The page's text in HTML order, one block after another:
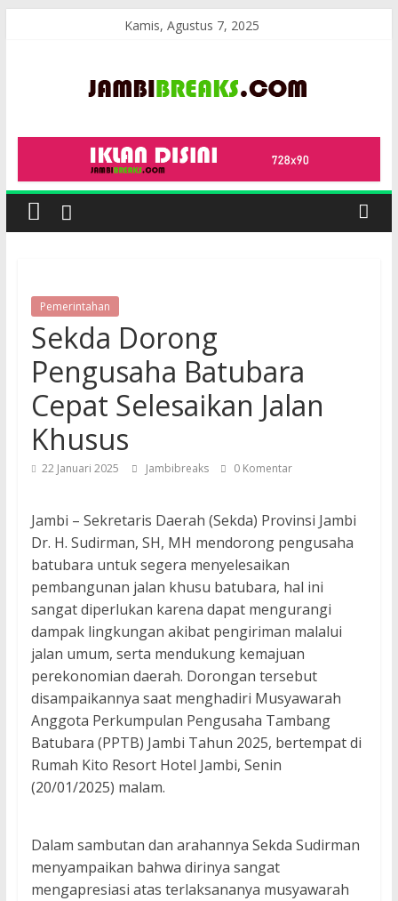
Kamis, Agustus 7, 2025
JambiBreaks
Pemerintahan
Sekda Dorong
Pengusaha Batubara
Cepat Selesaikan Jalan
Khusus
22 Januari 2025 Jambibreaks 0 Komentar
Jambi – Sekretaris Daerah (Sekda) Provinsi Jambi
Dr. H. Sudirman, SH, MH mendorong pengusaha
batubara untuk segera menyelesaikan
pembangunan jalan khusu batubara, hal ini
sangat diperlukan karena dapat mengurangi
dampak lingkungan akibat pengiriman malalui
jalan umum, serta mendukung kemajuan
perekonomian daerah. Dorongan tersebut
disampaikannya saat menghadiri Musyawarah
Anggota Perkumpulan Pengusaha Tambang
Batubara (PPTB) Jambi Tahun 2025, bertempat di
Rumah Kito Resort Hotel Jambi, Senin
(20/01/2025) malam.
Dalam sambutan dan arahannya Sekda Sudirman
menyampaikan bahwa dirinya sangat
mengapresiasi atas terlaksananya musyawarah